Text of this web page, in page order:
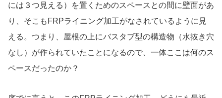
には３つ見える）を置くためのスペースとの間に壁面があ
り、そこもFRPライニング加工がなされているように見
える。つまり、屋根の上にバスタブ型の構造物（水抜き穴
なし）が作られていたことになるので、一体ここは何のス
ペースだったのか？